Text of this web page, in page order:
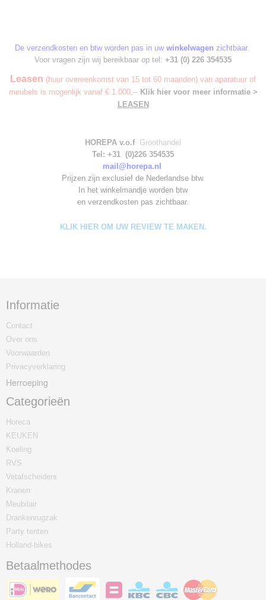
De verzendkosten en btw worden pas in uw winkelwagen zichtbaar.
Voor vragen zijn wij bereikbaar op tel: +31 (0) 226 354535
Leasen (huur overeenkomst van 15 tot 60 maanden) van aparatuur of
meubels is mogenlijk vanaf € 1.000,-- Klik hier voor meer informatie >
LEASEN
HOREPA v.o.f Groothandel
Tel: +31 (0)226 354535
mail@horepa.nl
Prijzen zijn exclusief de Nederlandse btw.
In het winkelmandje worden btw
en verzendkosten pas zichtbaar.
KLIK HIER OM UW REVIEW TE MAKEN.
Informatie
Contact
Over ons
Voorwaarden
Privacyverklaring
Herroeping
Categorieën
Horeca
KEUKEN
Koeling
RVS
Vetafscheiders
Kranen
Meubilair
Drankenrugzak
Party tenten
Holland-bikes
Betaalmethodes